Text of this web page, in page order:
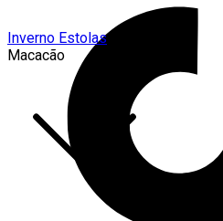
Inverno Estolas
Macacão